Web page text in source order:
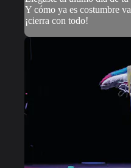
Y cómo ya es costumbre
¡cierra con todo!